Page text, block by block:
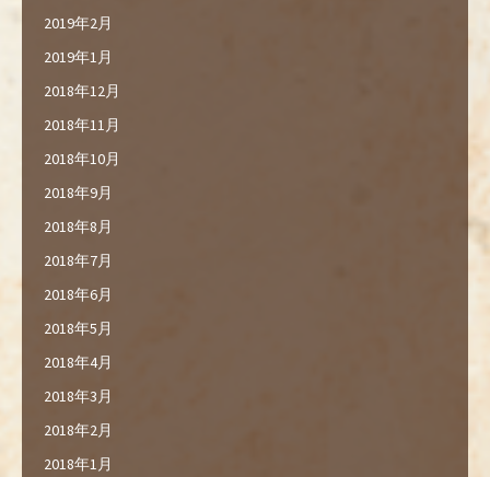
2019年2月
2019年1月
2018年12月
2018年11月
2018年10月
2018年9月
2018年8月
2018年7月
2018年6月
2018年5月
2018年4月
2018年3月
2018年2月
2018年1月